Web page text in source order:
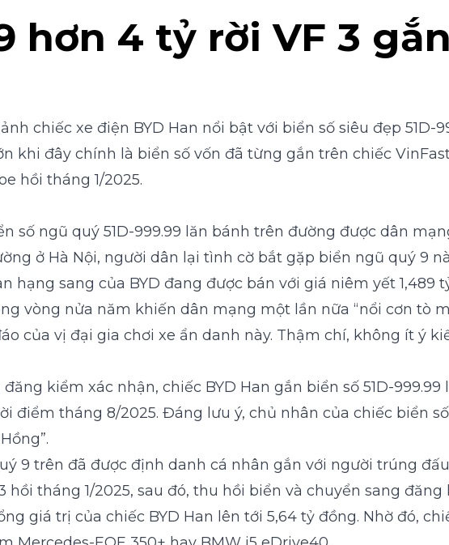
hơn 4 tỷ rời VF 3
chiếc xe điện BYD Han nổi bật với biển số siêu đẹp 51D-
khi đây chính là biển số vốn đã từng gắn trên chiếc
hồi tháng 1/2025.
số ngũ quý 51D-999.99 lăn bánh trên đường được dân
ở Hà Nội, người dân lại tình cờ bắt gặp biển ngũ quý 9
hạng sang của BYD đang được bán với giá niêm yết 1,489
vòng nửa năm khiến dân mạng một lần nữa “nổi cơn tò
của vị đại gia chơi xe ẩn danh này. Thậm chí, không ít ý
kiểm xác nhận, chiếc BYD Han gắn biển số 51D-999.99
điểm tháng 8/2025. Đáng lưu ý, chủ nhân của chiếc biển
9 trên đã được định danh cá nhân gắn với người trúng đấu
tháng 1/2025, sau đó, thu hồi biển và chuyển sang đăng
giá trị của chiếc BYD Han lên tới 5,64 tỷ đồng. Nhờ đó,